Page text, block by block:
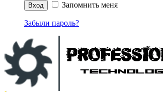
Запомнить меня
Забыли пароль?